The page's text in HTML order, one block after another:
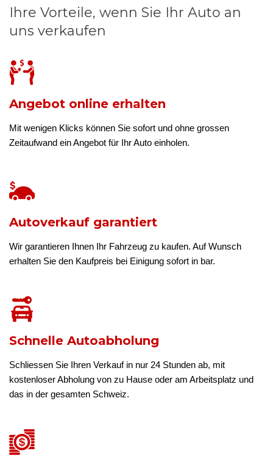
Ihre Vorteile, wenn Sie Ihr Auto an
uns verkaufen
Angebot online erhalten
Mit wenigen Klicks können Sie sofort und ohne grossen
Zeitaufwand ein Angebot für Ihr Auto einholen.
Autoverkauf garantiert
Wir garantieren Ihnen Ihr Fahrzeug zu kaufen. Auf Wunsch
erhalten Sie den Kaufpreis bei Einigung sofort in bar.
Schnelle Autoabholung
Schliessen Sie Ihren Verkauf in nur 24 Stunden ab, mit
kostenloser Abholung von zu Hause oder am Arbeitsplatz und
das in der gesamten Schweiz.